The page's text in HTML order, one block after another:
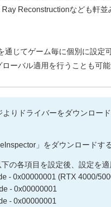
Reconstructionなども軒並
通じてゲーム毎に個別に設定
ーバル適用を行うことも可能
りドライバーをダウンロー
」をダウンロードする
の各項目を設定後、設定を適
- 0x00000001 (RTX 4000/
- 0x00000001
- 0x00000001